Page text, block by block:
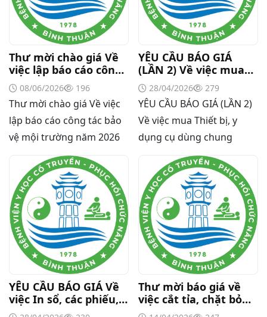
hợp dược chất với các
dược liệu,thuốc cổ truyền
bổ sung năm 2026.
Thư mời chào giá Về
việc lập báo cáo công
tác bảo vệ mội trường
năm 2026
08/06/2026 196
Thư mời chào giá Về việc
lập báo cáo công tác bảo
vệ mội trường năm 2026
YÊU CẦU BÁO GIÁ
(LẦN 2) Về việc mua
Thiết bị, y dụng cụ
dùng chung
28/04/2026 279
YÊU CẦU BÁO GIÁ (LẦN 2)
Về việc mua Thiết bị, y
dụng cụ dùng chung
YÊU CẦU BÁO GIÁ Về
việc In sổ, các phiếu,
Hồ sơ bệnh án, Sổ y
Thư mời báo giá về
việc cắt tỉa, chặt bỏ
cây lớn và cắt cỏ, dọn
Thư mời báo giá về việc vệ sinh máy lạnh các
khoa/phòng trong bệnh viện
Thư mời báo giá về việc khảo sát hiện trạng và
báo giá thi công mái che từ Khoa Dược đến Bếp
ăn từ thiện của Bệnh viện
Thư mời báo giá về việc mời báo giá thiết bị
Thư mời báo giá về việc sửa chữa nhà bảo vệ và